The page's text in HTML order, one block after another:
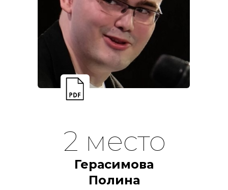
Герасимова
Полина
2 место